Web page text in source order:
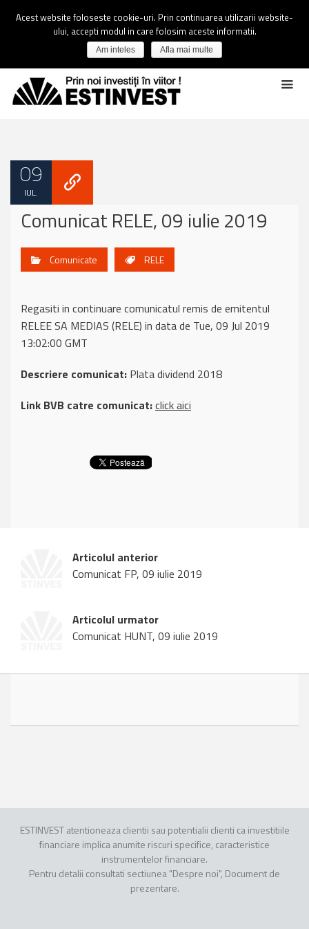
09
IUL.
Comunicat RELE, 09 iulie 2019
Comunicate RELE
Regasiti in continuare comunicatul remis de emitentul
RELEE SA MEDIAS (RELE) in data de Tue, 09 Jul 2019
13:02:00 GMT
Descriere comunicat: Plata dividend 2018
Link BVB catre comunicat:click aici
Articolul anterior
Comunicat FP, 09 iulie 2019
Articolul urmator
Comunicat HUNT, 09 iulie 2019
ESTINVEST atentioneaza clientii sau potentialii clienti ca investitiile
financiare implica anumite riscuri specifice, caracteristice
instrumentelor financiare.
Pentru detalii consultati sectiunea "Despre noi", Document de
prezentare.
Acest website foloseste cookie-uri. Prin continuarea utilizarii website-
ului, accepti modul in care folosim aceste informatii.
Am inteles Afla mai multe